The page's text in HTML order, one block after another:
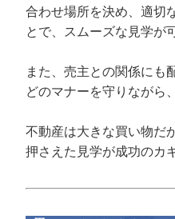
合わせ場所を決め、適切
とで、スムーズな見学が
また、売主との関係にも
どのマナーを守りながら
不動産は大きな買い物だ
押さえた見学が成功のカ